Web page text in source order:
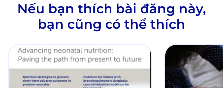
Nếu bạn thích bài đăng này,
bạn cũng có thể thích